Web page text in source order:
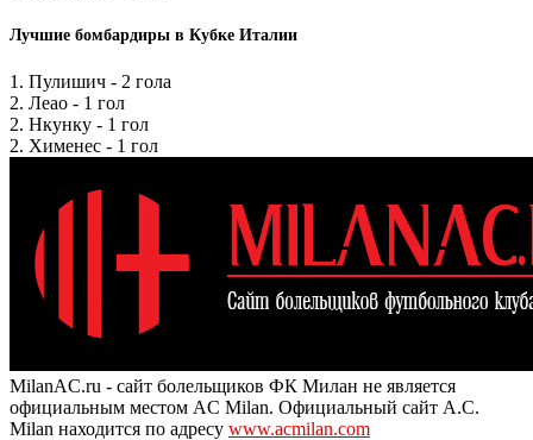
Лучшие бомбардиры в Кубке Италии
1. Пулишич - 2 гола
2. Леао - 1 гол
2. Нкунку - 1 гол
2. Хименес - 1 гол
MilanAC.ru - сайт болельщиков ФК Милан не является
официальным местом AC Milan. Официальный сайт A.C.
Milan находится по адресу www.acmilan.com